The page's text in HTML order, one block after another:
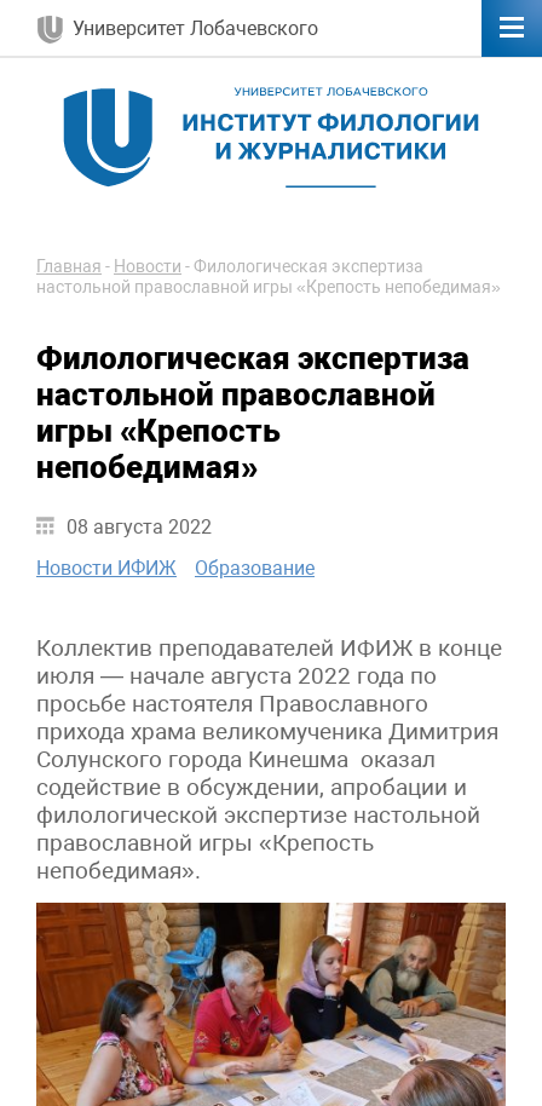
Университет Лобачевского
Главная - Новости -Филологическая экспертиза
настольной православной игры «Крепость непобедимая»
Филологическая экспертиза
настольной православной
игры «Крепость
непобедимая»
08 августа 2022
Новости ИФИЖ
Образование
Коллектив преподавателей ИФИЖ в конце
июля — начале августа 2022 года по
просьбе настоятеля Православного
прихода храма великомученика Димитрия
Солунского города Кинешма оказал
содействие в обсуждении, апробации и
филологической экспертизе настольной
православной игры «Крепость
непобедимая».